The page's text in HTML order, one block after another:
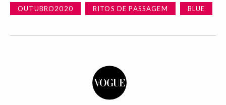
OUTUBRO2020 RITOS DE PASSAGEM BLUE